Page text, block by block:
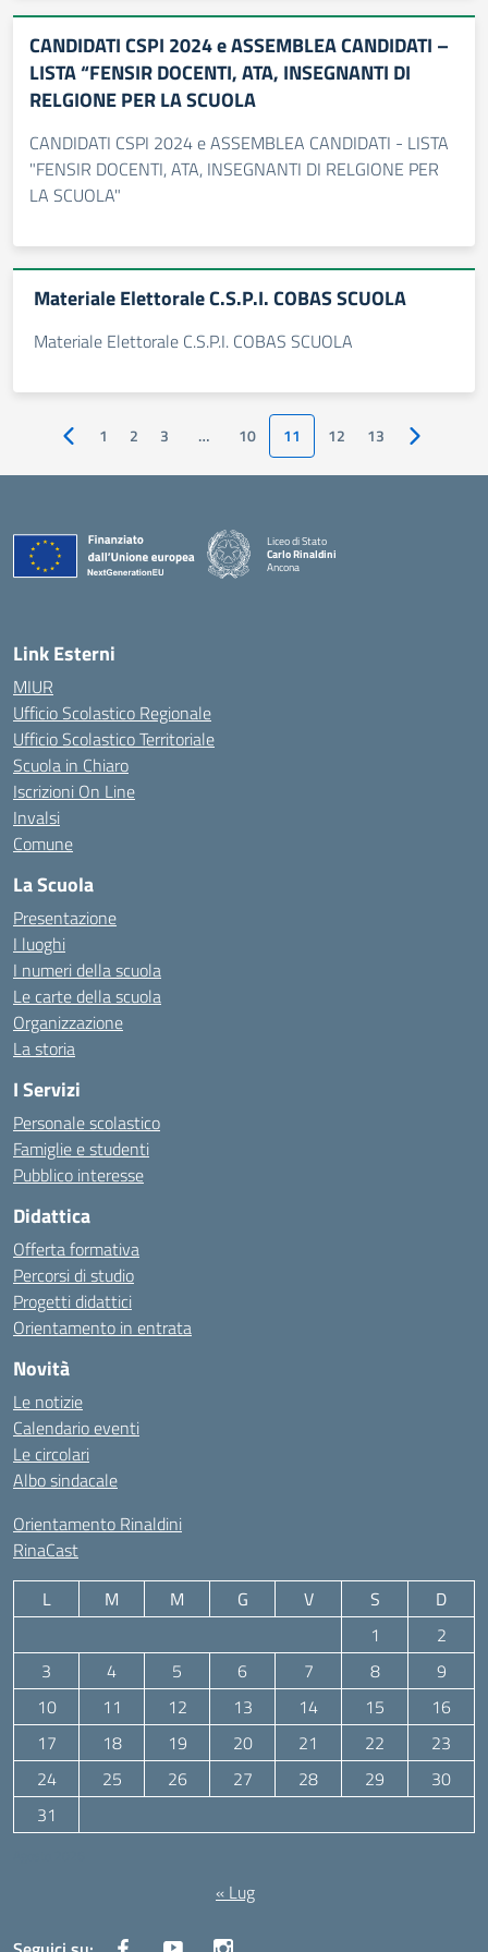
CANDIDATI CSPI 2024 e ASSEMBLEA CANDIDATI –
LISTA “FENSIR DOCENTI, ATA, INSEGNANTI DI
RELGIONE PER LA SCUOLA
CANDIDATI CSPI 2024 e ASSEMBLEA CANDIDATI - LISTA
"FENSIR DOCENTI, ATA, INSEGNANTI DI RELGIONE PER
LA SCUOLA"
Materiale Elettorale C.S.P.I. COBAS SCUOLA
Materiale Elettorale C.S.P.I. COBAS SCUOLA
Pagina precedente
1 2 3 … 10 11 12 13 Pagina
Liceo di Stato
Carlo Rinaldini
Ancona
Link Esterni
MIUR
Ufficio Scolastico Regionale
Ufficio Scolastico Territoriale
Scuola in Chiaro
Iscrizioni On Line
Invalsi
Comune
La Scuola
Presentazione
I luoghi
I numeri della scuola
Le carte della scuola
Organizzazione
La storia
I Servizi
Personale scolastico
Famiglie e studenti
Pubblico interesse
Didattica
Offerta formativa
Percorsi di studio
Progetti didattici
Orientamento in entrata
Novità
Le notizie
Calendario eventi
Le circolari
Albo sindacale
Orientamento Rinaldini
RinaCast
L M M G V S
D
1
2
3
4 5 6 7 8
9
10
11 12 13 14 15
16
17
18 19 20 21 22
23
24
25 26 27 28 29
30
31
« Lug